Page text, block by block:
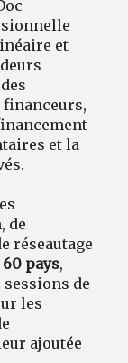
et
financeurs,
et la
de
réseautage
pays,
de
les
ajoutée